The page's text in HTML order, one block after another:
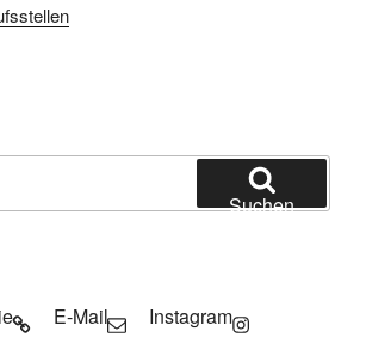
Suchen
E-Mail
Instagram